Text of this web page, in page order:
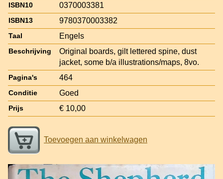
ISBN10 0370003381
ISBN13 9780370003382
Taal Engels
Beschrijving
Original boards, gilt lettered spine, dust
jacket, some b/a illustrations/maps, 8vo.
Pagina's 464
Conditie Goed
Prijs € 10,00
Toevoegen aan winkelwagen